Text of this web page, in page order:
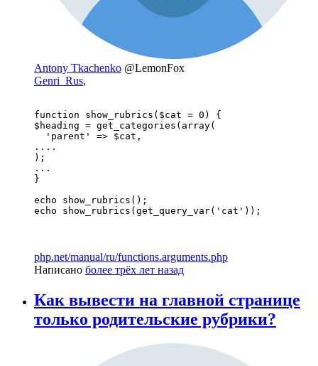
Antony Tkachenko @LemonFox
Genri_Rus,
function show_rubrics($cat = 0) {
$heading = get_categories(array(
  'parent' => $cat,
....
);
...
}
echo show_rubrics();
echo show_rubrics(get_query_var('cat'));
php.net/manual/ru/functions.arguments.php
Написано более трёх лет назад
Как вывести на главной странице
только родительские рубрики?